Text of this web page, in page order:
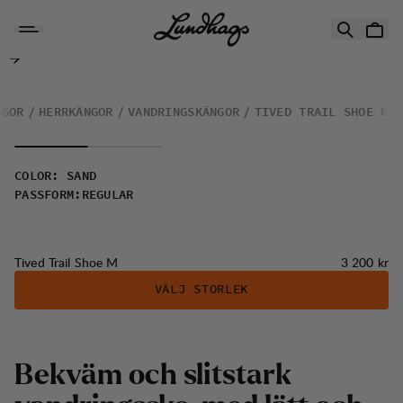
Tived Trail Shoe M
HERRKÄNGOR VANDRINGSKÄNGOR TIVED TRAIL SHOE M
COLOR : SAND
PASSFORM : REGULAR
Tived Trail Shoe M Pris:
3 200 kr
VÄLJ STORLEK
Bekväm och slitstark